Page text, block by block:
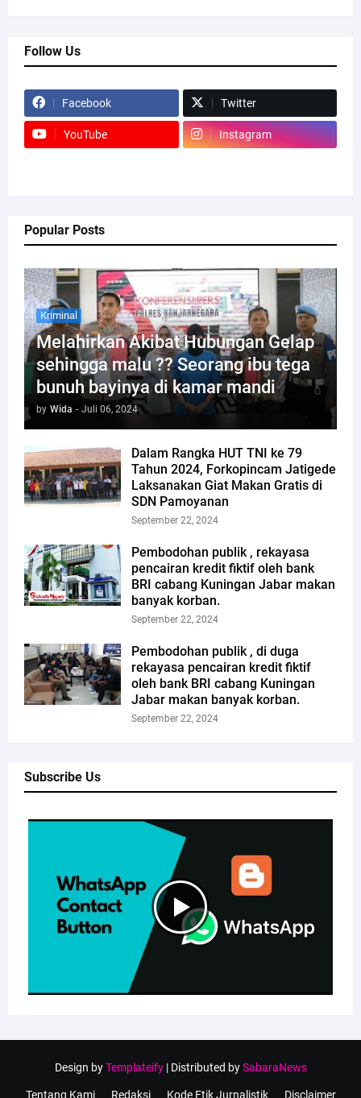
Follow Us
Facebook Twitter
YouTube Instagram
Popular Posts
Kriminal
Melahirkan Akibat Hubungan Gelap
sehingga malu ?? Seorang ibu tega
bunuh bayinya di kamar mandi
by Wida - Juli 06, 2024
Dalam Rangka HUT TNI ke 79
Tahun 2024, Forkopincam Jatigede
Laksanakan Giat Makan Gratis di
SDN Pamoyanan
September 22, 2024
Pembodohan publik , rekayasa
pencairan kredit fiktif oleh bank
BRI cabang Kuningan Jabar makan
banyak korban.
September 22, 2024
Pembodohan publik , di duga
rekayasa pencairan kredit fiktif
oleh bank BRI cabang Kuningan
Jabar makan banyak korban.
September 22, 2024
Subscribe Us
Design byTemplateify| Distributed bySabaraNews
Tentang Kami Redaksi Kode Etik Jurnalistik Disclaimer